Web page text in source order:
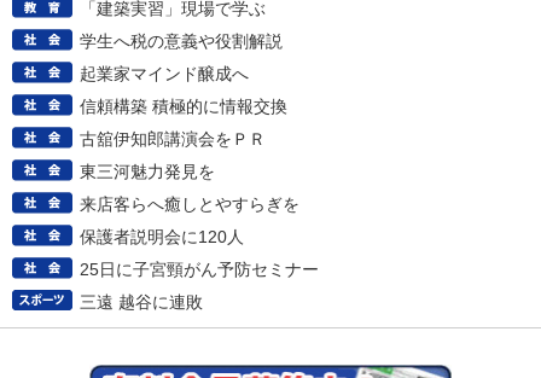
「建築実習」現場で学ぶ
学生へ税の意義や役割解説
起業家マインド醸成へ
信頼構築 積極的に情報交換
古舘伊知郎講演会をＰＲ
東三河魅力発見を
来店客らへ癒しとやすらぎを
保護者説明会に120人
25日に子宮頸がん予防セミナー
三遠 越谷に連敗